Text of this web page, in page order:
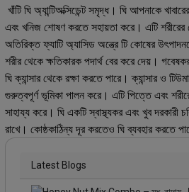
খাঁটি ঘি অ্যান্টিঅক্সিডেন্ট সমৃদ্ধ। ঘি আপনাকে
এবং খনিজ শোষণ করতে সহায়তা করে। এটি শরীরের
অতিরিক্ত ফ্যাটি অ্যাসিড অন্ত্রে টি কোষের
শরীর থেকে ক্ষতিকারক পদার্থ বের করে দেয়।
ঘি ক্যান্সার থেকে রক্ষা করতে পারে। ক্যান্সার ও
গুরুত্বপূর্ণ ভূমিকা পালন করে। এটি পিত্তে এবং
সাহায্য করে। ঘি একটি স্বাস্থ্যকর এবং খুব দরকারী
রাখে। কোষ্ঠকাঠিন্য দূর করতেও ঘি ব্যবহার করতে
Latest Blogs